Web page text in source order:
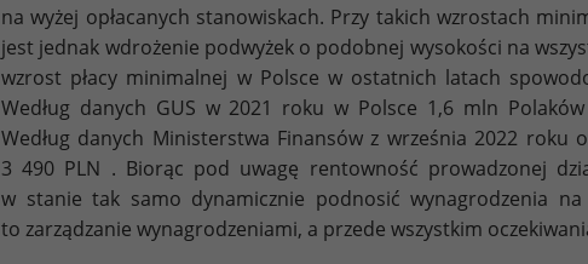
na wyżej opłacanych stanowiskach. Przy takich wzrostach
jest jednak wdrożenie podwyżek o podobnej wysokości na
wzrost płacy minimalnej w Polsce w ostatnich latach
Według danych GUS w 2021 roku w Polsce 1,6 mln
Według danych Ministerstwa Finansów z września 2022 roku
3 490 PLN . Biorąc pod uwagę rentowność prowadzonej
w stanie tak samo dynamicznie podnosić wynagrodzenia na
to zarządzanie wynagrodzeniami, a przede wszystkim